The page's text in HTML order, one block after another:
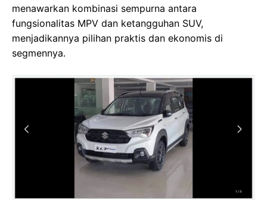
menawarkan kombinasi sempurna antara
fungsionalitas MPV dan ketangguhan SUV,
menjadikannya pilihan praktis dan ekonomis di
segmennya.